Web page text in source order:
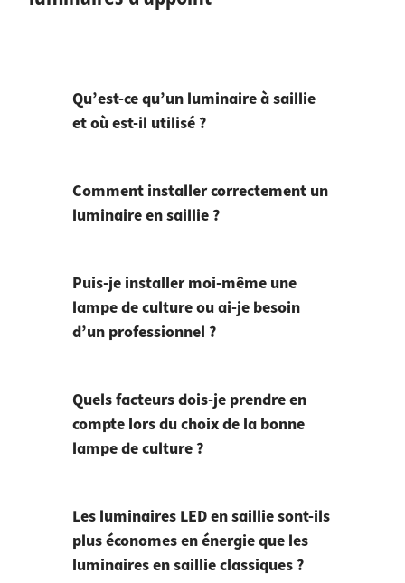
Qu’est-ce qu’un luminaire à saillie
et où est-il utilisé ?
Comment installer correctement un
luminaire en saillie ?
Puis-je installer moi-même une
lampe de culture ou ai-je besoin
d’un professionnel ?
Quels facteurs dois-je prendre en
compte lors du choix de la bonne
lampe de culture ?
Les luminaires LED en saillie sont-ils
plus économes en énergie que les
luminaires en saillie classiques ?